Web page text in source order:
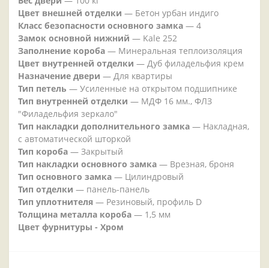
Цвет внешней отделки — Бетон урбан индиго
Класс безопасности основного замка — 4
Замок основной нижний — Kale 252
Заполнение короба — Минеральная теплоизоляция
Цвет внутренней отделки — Дуб филадельфия крем
Назначение двери — Для квартиры
Тип петель — Усиленные на открытом подшипнике
Тип внутренней отделки — МДФ 16 мм., ФЛЗ
"Филадельфия зеркало"
Тип накладки дополнительного замка — Накладная,
с автоматической шторкой
Тип короба — Закрытый
Тип накладки основного замка — Врезная, броня
Тип основного замка — Цилиндровый
Тип отделки — панель-панель
Тип уплотнителя — Резиновый, профиль D
Толщина металла короба — 1,5 мм
Цвет фурнитуры - Хром